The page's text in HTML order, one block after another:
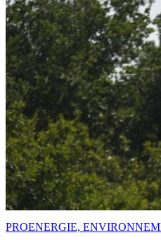
PROENERGIE,